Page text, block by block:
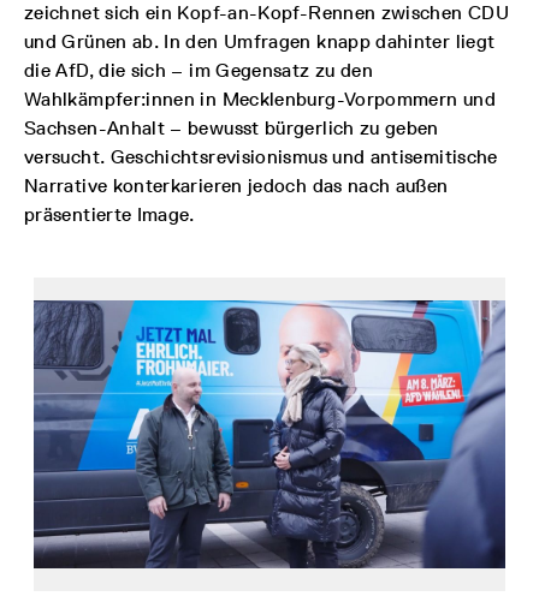
zeichnet sich ein Kopf-an-Kopf-Rennen zwischen CDU
und Grünen ab. In den Umfragen knapp dahinter liegt
die AfD, die sich – im Gegensatz zu den
Wahlkämpfer:innen in Mecklenburg-Vorpommern und
Sachsen-Anhalt – bewusst bürgerlich zu geben
versucht. Geschichtsrevisionismus und antisemitische
Narrative konterkarieren jedoch das nach außen
präsentierte Image.